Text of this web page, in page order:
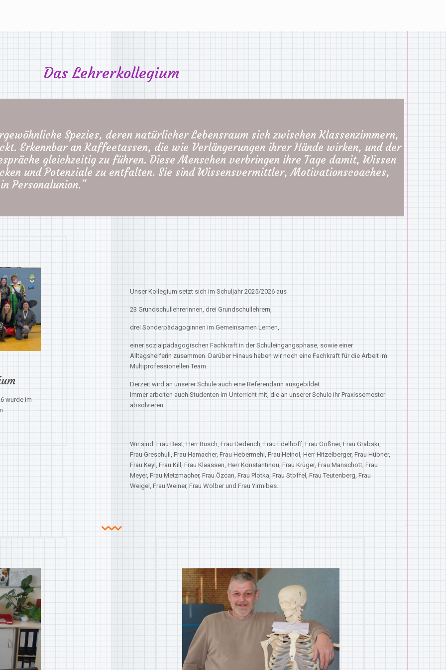
Das Lehrerkollegium
Spezies, deren natürlicher Lebensraum sich zwischen Klassenzimmern,
Erkennbar an Kaffeetassen, die wie Verlängerungen ihrer Hände wirken, und der
gleichzeitig zu führen. Diese Menschen verbringen ihre Tage damit, Wissen
und Potenziale zu entfalten. Sie sind Wissensvermittler, Motivationscoaches,
Personalunion."
wurde im
Unser Kollegium setzt sich im Schuljahr 2025/2026 aus
23 Grundschullehrerinnen, drei Grundschullehrern,
drei Sonderpädagoginnen im Gemeinsamen Lernen,
einer sozialpädagogischen Fachkraft in der Schuleingangsphase, sowie einer
Alltagshelferin zusammen. Darüber Hinaus haben wir noch eine Fachkraft für die Arbeit im
Multiprofessionellen Team.
Derzeit wird an unserer Schule auch eine Referendarin ausgebildet.
Immer arbeiten auch Studenten im Unterricht mit, die an unserer Schule ihr Praxissemester
absolvieren.
Wir sind: Frau Best, Herr Busch, Frau Dederich, Frau Edelhoff, Frau Goßner, Frau Grabski,
Frau Greschull, Frau Hamacher, Frau Hebermehl, Frau Heinol, Herr Hitzelberger, Frau Hübner,
Frau Keyl, Frau Kill, Frau Klaassen, Herr Konstantinou, Frau Krüger, Frau Manschott, Frau
Meyer, Frau Metzmacher, Frau Özcan, Frau Plotka, Frau Stoffel, Frau Teutenberg, Frau
Weigel, Frau Weiner, Frau Wolber und Frau Yirmibes.